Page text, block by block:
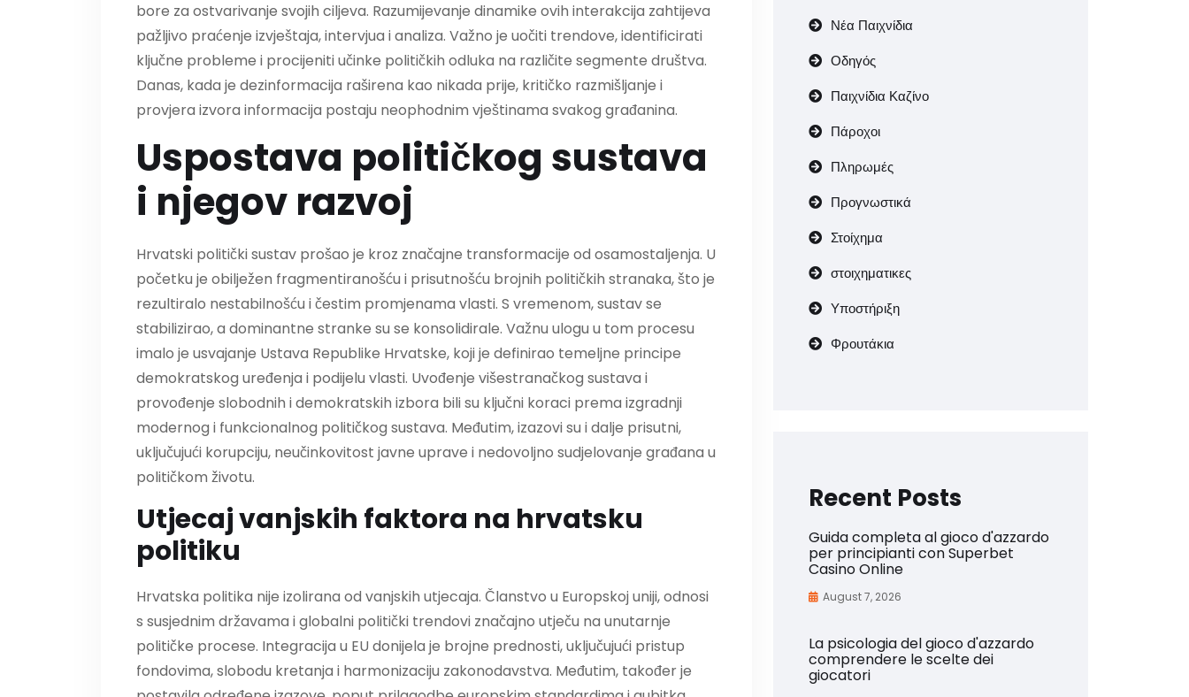
bore za ostvarivanje svojih ciljeva. Razumijevanje dinamike ovih interakcija zahtijeva
pažljivo praćenje izvještaja, intervjua i analiza. Važno je uočiti trendove, identificirati
ključne probleme i procijeniti učinke političkih odluka na različite segmente društva.
Danas, kada je dezinformacija raširena kao nikada prije, kritičko razmišljanje i
provjera izvora informacija postaju neophodnim vještinama svakog građanina.
Uspostava političkog sustava
i njegov razvoj
Hrvatski politički sustav prošao je kroz značajne transformacije od osamostaljenja. U
početku je obilježen fragmentiranošću i prisutnošću brojnih političkih stranaka, što je
rezultiralo nestabilnošću i čestim promjenama vlasti. S vremenom, sustav se
stabilizirao, a dominantne stranke su se konsolidirale. Važnu ulogu u tom procesu
imalo je usvajanje Ustava Republike Hrvatske, koji je definirao temeljne principe
demokratskog uređenja i podijelu vlasti. Uvođenje višestranačkog sustava i
provođenje slobodnih i demokratskih izbora bili su ključni koraci prema izgradnji
modernog i funkcionalnog političkog sustava. Međutim, izazovi su i dalje prisutni,
uključujući korupciju, neučinkovitost javne uprave i nedovoljno sudjelovanje građana u
političkom životu.
Utjecaj vanjskih faktora na hrvatsku
politiku
Hrvatska politika nije izolirana od vanjskih utjecaja. Članstvo u Europskoj uniji, odnosi
s susjednim državama i globalni politički trendovi značajno utječu na unutarnje
političke procese. Integracija u EU donijela je brojne prednosti, uključujući pristup
fondovima, slobodu kretanja i harmonizaciju zakonodavstva. Međutim, također je
Νέα Παιχνίδια
Οδηγός
Παιχνίδια Καζίνο
Πάροχοι
Πληρωμές
Προγνωστικά
Στοίχημα
στοιχηματικες
Υποστήριξη
Φρουτάκια
Recent Posts
Guida completa al gioco d'azzardo
per principianti con Superbet
Casino Online
August 7, 2026
La psicologia del gioco d'azzardo
comprendere le scelte dei
giocatori